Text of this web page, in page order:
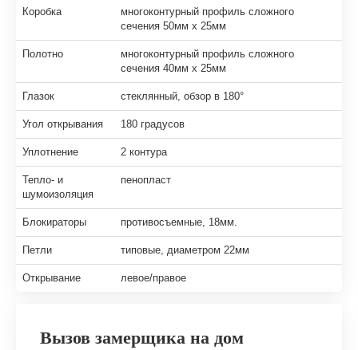
Коробка
многоконтурный профиль сложного
сечения 50мм х 25мм
Полотно
многоконтурный профиль сложного
сечения 40мм х 25мм
Глазок стеклянный, обзор в 180°
Угол открывания 180 градусов
Уплотнение 2 контура
Тепло- и
шумоизоляция
пенопласт
Блокираторы противосъемные, 18мм.
Петли типовые, диаметром 22мм
Открывание левое/правое
Вызов замерщика на дом